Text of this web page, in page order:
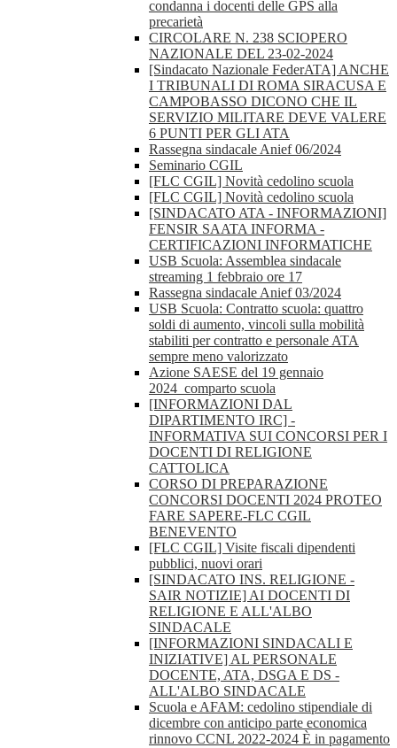
condanna i docenti delle GPS alla
precarietà
CIRCOLARE N. 238 SCIOPERO
NAZIONALE DEL 23-02-2024
[Sindacato Nazionale FederATA] ANCHE
I TRIBUNALI DI ROMA SIRACUSA E
CAMPOBASSO DICONO CHE IL
SERVIZIO MILITARE DEVE VALERE
6 PUNTI PER GLI ATA
Rassegna sindacale Anief 06/2024
Seminario CGIL
[FLC CGIL] Novità cedolino scuola
[FLC CGIL] Novità cedolino scuola
[SINDACATO ATA - INFORMAZIONI]
FENSIR SAATA INFORMA -
CERTIFICAZIONI INFORMATICHE
USB Scuola: Assemblea sindacale
streaming 1 febbraio ore 17
Rassegna sindacale Anief 03/2024
USB Scuola: Contratto scuola: quattro
soldi di aumento, vincoli sulla mobilità
stabiliti per contratto e personale ATA
sempre meno valorizzato
Azione SAESE del 19 gennaio
2024_comparto scuola
[INFORMAZIONI DAL
DIPARTIMENTO IRC] -
INFORMATIVA SUI CONCORSI PER I
DOCENTI DI RELIGIONE
CATTOLICA
CORSO DI PREPARAZIONE
CONCORSI DOCENTI 2024 PROTEO
FARE SAPERE-FLC CGIL
BENEVENTO
[FLC CGIL] Visite fiscali dipendenti
pubblici, nuovi orari
[SINDACATO INS. RELIGIONE -
SAIR NOTIZIE] AI DOCENTI DI
RELIGIONE E ALL'ALBO
SINDACALE
[INFORMAZIONI SINDACALI E
INIZIATIVE] AL PERSONALE
DOCENTE, ATA, DSGA E DS -
ALL'ALBO SINDACALE
Scuola e AFAM: cedolino stipendiale di
dicembre con anticipo parte economica
rinnovo CCNL 2022-2024 È in pagamento